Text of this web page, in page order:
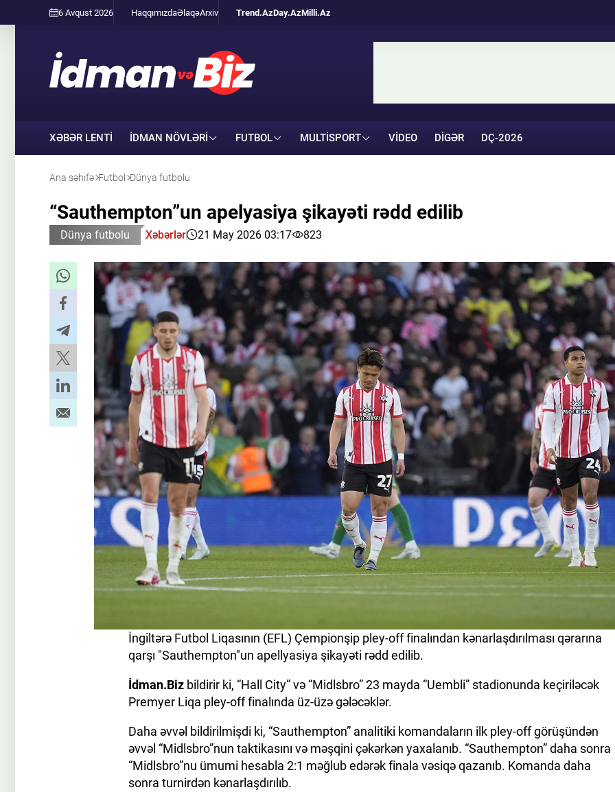
6 Avqust 2026 HaqqımızdaƏlaqəArxiv Trend.AzDay.AzMilli.Az
XƏBƏR LENTİ İDMAN NÖVLƏRI FUTBOL MULTISPORT VIDEO DIGƏR DÇ-2026
Ana səhifə Futbol Dünya futbolu
“Sauthempton”un apelyasiya şikayəti rədd edilib
Dünya futbolu Xəbərlər 21 May 2026 03:17 823
İngiltərə Futbol Liqasının (EFL) Çempionşip pley-off finalından kənarlaşdırılması qərarına
qarşı "Sauthempton"un apellyasiya şikayəti rədd edilib.
İdman.Biz bildirir ki, “Hall City” və “Midlsbro” 23 mayda “Uembli” stadionunda keçiriləcək
Premyer Liqa pley-off finalında üz-üzə gələcəklər.
Daha əvvəl bildirilmişdi ki, “Sauthempton” analitiki komandaların ilk pley-off görüşündən
əvvəl “Midlsbro”nun taktikasını və məşqini çəkərkən yaxalanıb. “Sauthempton” daha sonra
“Midlsbro”nu ümumi hesabla 2:1 məğlub edərək finala vəsiqə qazanıb. Komanda daha
sonra turnirdən kənarlaşdırılıb.